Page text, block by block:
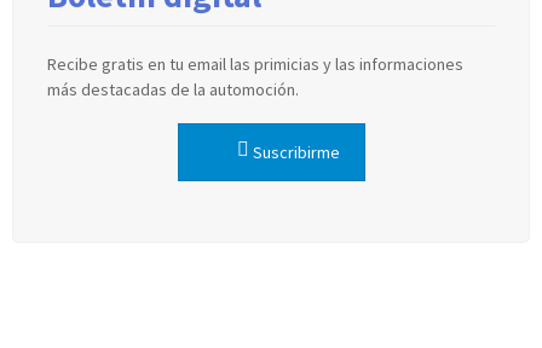
Recibe gratis en tu email las primicias y las informaciones
más destacadas de la automoción.
Suscribirme